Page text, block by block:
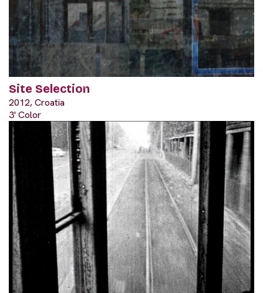
Site Selection
2012, Croatia
3' Color